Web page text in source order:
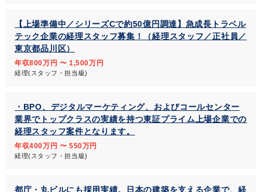
【上場準備中／シリーズCで約50億円調達】急成長トラベル
テック企業の経理スタッフ募集！（経理スタッフ／正社員／
東京都品川区）
年収800万円 〜 1,500万円
経理(スタッフ・担当級)
・BPO、デジタルマーケティング、およびコールセンター
業界でトップクラスの実績を持つ東証プライム上場企業での
経理スタッフ案件となります。
年収400万円 〜 550万円
経理(スタッフ・担当級)
都庁・丸ビルにも採用実績。日本の建築を支える企業で、経